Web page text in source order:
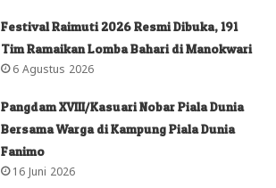
Festival Raimuti 2026 Resmi Dibuka, 191
Tim Ramaikan Lomba Bahari di Manokwari
6 Agustus 2026
Pangdam XVIII/Kasuari Nobar Piala Dunia
Bersama Warga di Kampung Piala Dunia
Fanimo
16 Juni 2026